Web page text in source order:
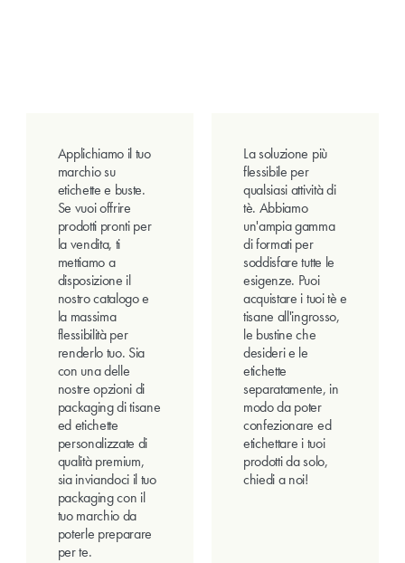
Applichiamo il tuo
marchio su
etichette e buste.
Se vuoi offrire
prodotti pronti per
la vendita, ti
mettiamo a
disposizione il
nostro catalogo e
la massima
flessibilità per
renderlo tuo. Sia
con una delle
nostre opzioni di
packaging di tisane
ed etichette
personalizzate di
qualità premium,
sia inviandoci il tuo
packaging con il
tuo marchio da
poterle preparare
per te.
La soluzione più
flessibile per
qualsiasi attività di
tè. Abbiamo
un'ampia gamma
di formati per
soddisfare tutte le
esigenze. Puoi
acquistare i tuoi tè e
tisane all'ingrosso,
le bustine che
desideri e le
etichette
separatamente, in
modo da poter
confezionare ed
etichettare i tuoi
prodotti da solo,
chiedi a noi!